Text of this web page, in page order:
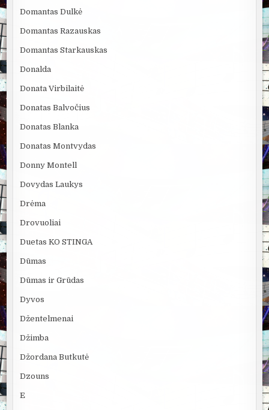
Domantas Dulkė
Domantas Razauskas
Domantas Starkauskas
Donalda
Donata Virbilaitė
Donatas Balvočius
Donatas Blanka
Donatas Montvydas
Donny Montell
Dovydas Laukys
Drėma
Drovuoliai
Duetas KO STINGA
Dūmas
Dūmas ir Grūdas
Dyvos
Džentelmenai
Džimba
Džordana Butkutė
Dzouns
E